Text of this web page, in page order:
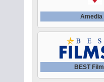
Amedia
BEST